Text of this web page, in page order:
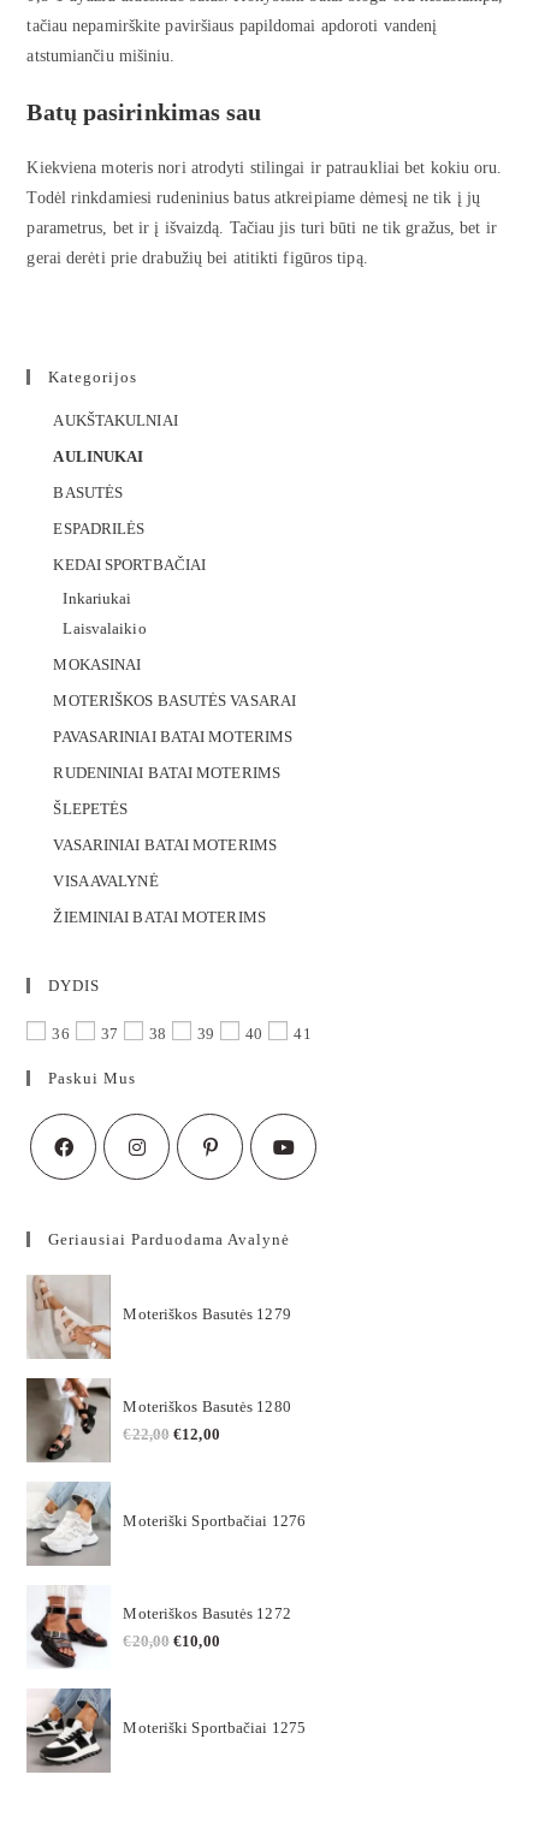
tačiau nepamirškite paviršiaus papildomai apdoroti vandenį
atstumiančiu mišiniu.
Batų pasirinkimas sau
Kiekviena moteris nori atrodyti stilingai ir patraukliai bet kokiu oru.
Todėl rinkdamiesi rudeninius batus atkreipiame dėmesį ne tik į jų
parametrus, bet ir į išvaizdą. Tačiau jis turi būti ne tik gražus, bet ir
gerai derėti prie drabužių bei atitikti figūros tipą.
Kategorijos
AUKŠTAKULNIAI
AULINUKAI
BASUTĖS
ESPADRILĖS
KEDAI SPORTBAČIAI
Inkariukai
Laisvalaikio
MOKASINAI
MOTERIŠKOS BASUTĖS VASARAI
PAVASARINIAI BATAI MOTERIMS
RUDENINIAI BATAI MOTERIMS
ŠLEPETĖS
VASARINIAI BATAI MOTERIMS
VISA AVALYNĖ
ŽIEMINIAI BATAI MOTERIMS
DYDIS
36 37 38 39 40 41
Paskui Mus
Geriausiai Parduodama Avalynė
Moteriškos Basutės 1279
Moteriškos Basutės 1280
€22,00 €12,00
Moteriški Sportbačiai 1276
Moteriškos Basutės 1272
€20,00 €10,00
Moteriški Sportbačiai 1275